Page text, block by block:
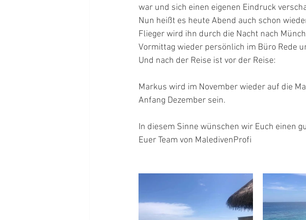
war und sich einen eigenen Eindruck
Nun heißt es heute Abend auch schon
Flieger wird ihn durch die Nacht nach
Vormittag wieder persönlich im Büro Rede
Und nach der Reise ist vor der Reise:
Markus wird im November wieder auf die
Anfang Dezember sein.
In diesem Sinne wünschen wir Euch einen
Euer Team von MaledivenProfi